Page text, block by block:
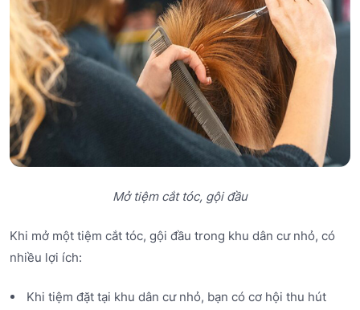
Mở tiệm cắt tóc, gội đầu
Khi mở một tiệm cắt tóc, gội đầu trong khu dân cư nhỏ, có
nhiều lợi ích:
Khi tiệm đặt tại khu dân cư nhỏ, bạn có cơ hội thu hút